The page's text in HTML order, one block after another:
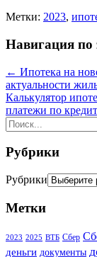
Метки: 2023,
Навигация по
← Ипотека на
актуальности
Калькулятор
платежи по
Рубрики
Рубрики
Метки
2023 2025 ВТБ Сбер
деньги документы